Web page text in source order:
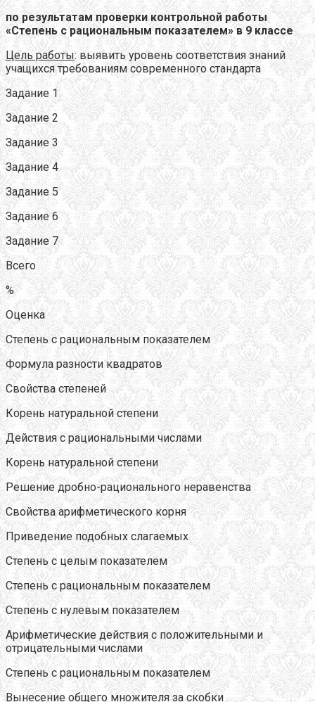
по результатам проверки контрольной работы
«Степень с рациональным показателем» в 9 классе
Цель работы: выявить уровень соответствия знаний
учащихся требованиям современного стандарта
Задание 1
Задание 2
Задание 3
Задание 4
Задание 5
Задание 6
Задание 7
Всего
%
Оценка
Степень с рациональным показателем
Формула разности квадратов
Свойства степеней
Корень натуральной степени
Действия с рациональными числами
Корень натуральной степени
Решение дробно-рационального неравенства
Свойства арифметического корня
Приведение подобных слагаемых
Степень с целым показателем
Степень с рациональным показателем
Степень с нулевым показателем
Арифметические действия с положительными и
отрицательными числами
Степень с рациональным показателем
Вынесение общего множителя за скобки